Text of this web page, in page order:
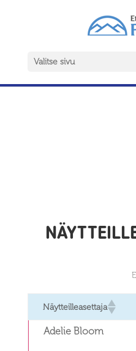
Valitse sivu
Näytteilleasettaja
Adelie Bloom